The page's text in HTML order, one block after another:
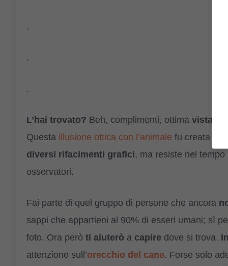
.
.
.
L’hai trovato? Beh, complimenti, ottima vista o
Questa illusione ottica con l’animale fu creata un
diversi rifacimenti grafici, ma resiste nel
osservatori.
Fai parte di quel gruppo di persone che ancora
sappi che appartieni al 90% di esseri umani; sì
foto. Ora però ti aiuterò a capire dove si trova.
attenzione sull’orecchio del cane. Forse solo